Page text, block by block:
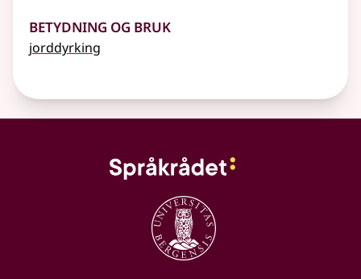
Betydning og bruk
jorddyrking